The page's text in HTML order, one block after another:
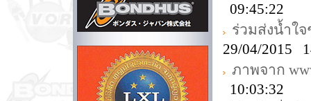
09:45:22
ร่วมส่งน้ำใ
29/04/2015
ภาพจาก
10:03:32